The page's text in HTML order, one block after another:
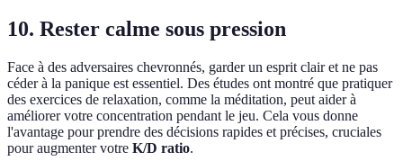
10. Rester calme sous pression
Face à des adversaires chevronnés, garder un esprit clair et ne pas
céder à la panique est essentiel. Des études ont montré que pratiquer
des exercices de relaxation, comme la méditation, peut aider à
améliorer votre concentration pendant le jeu. Cela vous donne
l'avantage pour prendre des décisions rapides et précises, cruciales
pour augmenter votre K/D ratio.